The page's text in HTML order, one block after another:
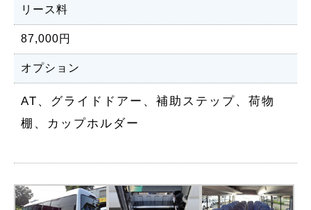
リース料
87,000円
オプション
AT、グライドドアー、補助ステップ、荷物
棚、カップホルダー